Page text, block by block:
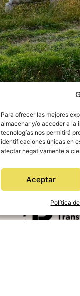
Para ofrecer las mejores
almacenar y/o acceder a la
tecnologías nos permitirá
identificaciones únicas en
afectar negativamente a
Aceptar
Política